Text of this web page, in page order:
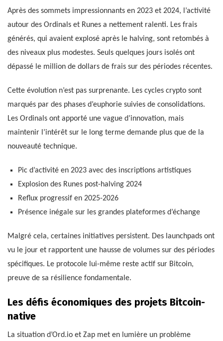
Après des sommets impressionnants en 2023 et 2024, l’activité
autour des Ordinals et Runes a nettement ralenti. Les frais
générés, qui avaient explosé après le halving, sont retombés à
des niveaux plus modestes. Seuls quelques jours isolés ont
dépassé le million de dollars de frais sur des périodes récentes.
Cette évolution n’est pas surprenante. Les cycles crypto sont
marqués par des phases d’euphorie suivies de consolidations.
Les Ordinals ont apporté une vague d’innovation, mais
maintenir l’intérêt sur le long terme demande plus que de la
nouveauté technique.
Pic d’activité en 2023 avec des inscriptions artistiques
Explosion des Runes post-halving 2024
Reflux progressif en 2025-2026
Présence inégale sur les grandes plateformes d’échange
Malgré cela, certaines initiatives persistent. Des launchpads ont
vu le jour et rapportent une hausse de volumes sur des périodes
spécifiques. Le protocole lui-même reste actif sur Bitcoin,
preuve de sa résilience fondamentale.
Les défis économiques des projets Bitcoin-
native
La situation d’Ord.io et Zap met en lumière un problème